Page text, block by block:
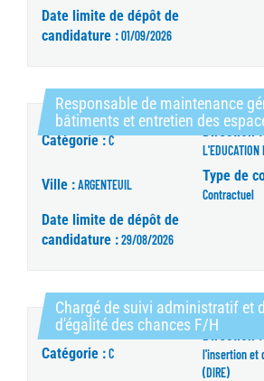
Date limite de dépôt de
candidature :01/09/2026
Responsable de maintenance
bâtiments et entretien des
Catégorie :C
Direction :
L'EDUCATION
Ville :ARGENTEUIL
Type de
Contractuel
Date limite de dépôt de
candidature :29/08/2026
Chargé de suivi administratif et
d'égalité des chances F/H
Catégorie :C
Direction :
l'insertion et
(DIRE)